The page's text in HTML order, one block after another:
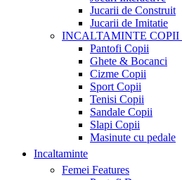
Jucarii de Construit
Jucarii de Imitatie
INCALTAMINTE COPII
Pantofi Copii
Ghete & Bocanci
Cizme Copii
Sport Copii
Tenisi Copii
Sandale Copii
Slapi Copii
Masinute cu pedale
Incaltaminte
Femei Features